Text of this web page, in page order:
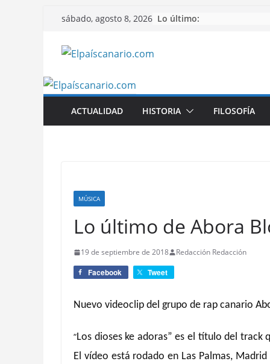
Saltar
contenido
sábado, agosto 8, 2026 Lo último:
ACTUALIDAD HISTORIA FILOSOFÍA
MÚSICA
Lo último de Abora
19 de septiembre de 2018 Redacción Redacción
Facebook Tweet
Nuevo videoclip del grupo de rap canario
“Los dioses ke adoras” es el título del
El vídeo está rodado en Las Palmas,